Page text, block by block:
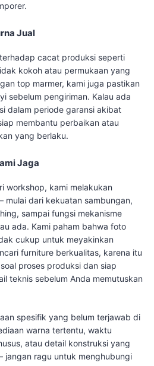
Jual
cacat produksi seperti
kokoh atau permukaan yang
top marmer, kami juga pastikan
sebelum pengiriman. Kalau ada
dalam periode garansi akibat
membantu perbaikan atau
yang berlaku.
Jaga
workshop, kami melakukan
dari kekuatan sambungan,
sampai fungsi mekanisme
ada. Kami paham bahwa foto
cukup untuk meyakinkan
furniture berkualitas, karena itu
proses produksi dan siap
teknis sebelum Anda memutuskan
spesifik yang belum terjawab di
warna tertentu, waktu
atau detail konstruksi yang
jangan ragu untuk menghubungi